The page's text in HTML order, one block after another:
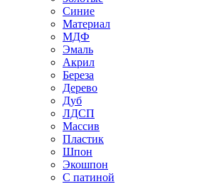
Синие
Материал
МДФ
Эмаль
Акрил
Береза
Дерево
Дуб
ЛДСП
Массив
Пластик
Шпон
Экошпон
С патиной